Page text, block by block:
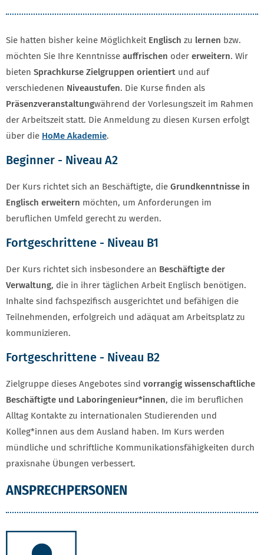
Sie hatten bisher keine Möglichkeit Englisch zu lernen bzw.
möchten Sie Ihre Kenntnisse auffrischen oder erweitern. Wir
bieten Sprachkurse Zielgruppen orientiert und auf
verschiedenen Niveaustufen. Die Kurse finden als
Präsenzveranstaltungwährend der Vorlesungszeit im Rahmen
der Arbeitszeit statt. Die Anmeldung zu diesen Kursen erfolgt
über die HoMe Akademie.
Beginner - Niveau A2
Der Kurs richtet sich an Beschäftigte, die Grundkenntnisse in
Englisch erweitern möchten, um Anforderungen im
beruflichen Umfeld gerecht zu werden.
Fortgeschrittene - Niveau B1
Der Kurs richtet sich insbesondere an Beschäftigte der
Verwaltung, die in ihrer täglichen Arbeit Englisch benötigen.
Inhalte sind fachspezifisch ausgerichtet und befähigen die
Teilnehmenden, erfolgreich und adäquat am Arbeitsplatz zu
kommunizieren.
Fortgeschrittene - Niveau B2
Zielgruppe dieses Angebotes sind vorrangig wissenschaftliche
Beschäftigte und Laboringenieur*innen, die im beruflichen
Alltag Kontakte zu internationalen Studierenden und
Kolleg*innen aus dem Ausland haben. Im Kurs werden
mündliche und schriftliche Kommunikationsfähigkeiten durch
praxisnahe Übungen verbessert.
ANSPRECHPERSONEN